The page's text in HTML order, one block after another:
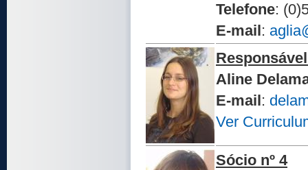
Telefone:
E-mail:
Aline
E-mail:
Ver
Sócio nº 4